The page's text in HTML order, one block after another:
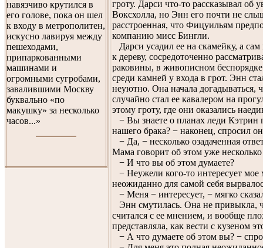
навязчиво крутился в
его голове, пока он шел
к входу в метрополитен,
искусно лавируя между
пешеходами,
припаркованными
машинами и
огромными сугробами,
завалившими Москву
буквально «по
макушку» за несколько
часов...»
гроту. Дарси что-то рассказывал об
Воксхолла, но Энн его почти не
расстроенная, что Фицуильям
компанию мисс Бингли.
Дарси усадил ее на скамейку, а
к дереву, сосредоточенно
раковины, в живописном
среди камней у входа в грот. Энн
неуютно. Она начала догадываться,
случайно стал ее кавалером на
этому гроту, где они оказались
− Вы знаете о планах леди Кэтрин
нашего брака? − наконец, спросил
− Да, − несколько озадаченная
Мама говорит об этом уже несколько
− И что вы об этом думаете?
− Неужели кого-то интересует мое
неожиданно для самой себя
− Меня − интересует, − мягко
Энн смутилась. Она не привыкла,
считался с ее мнением, и вообще
представляла, как вести с кузеном
− А что думаете об этом вы? −